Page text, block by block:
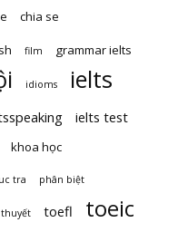
chia se
film grammar ielts
idioms ielts
ielts test
khoa học
tra phân biệt
toefl toeic